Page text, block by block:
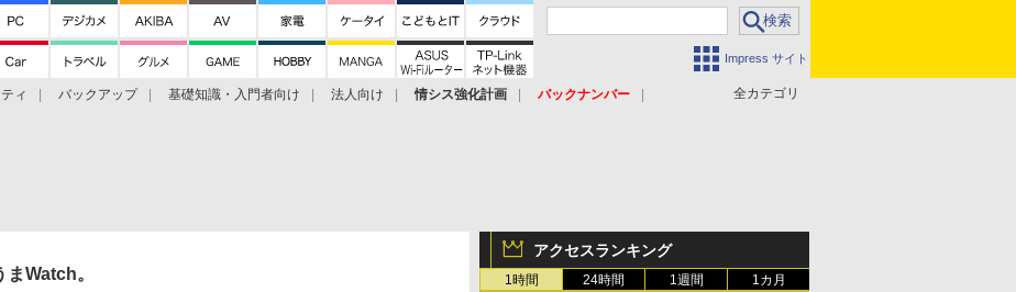
Impress サイト
全カテゴリ
ィ バックアップ 基礎知識・入門者向け 法人向け 情シス強化計画
バックナンバー
アクセスランキング
1時間 24時間 1週間 1カ月
Watch。